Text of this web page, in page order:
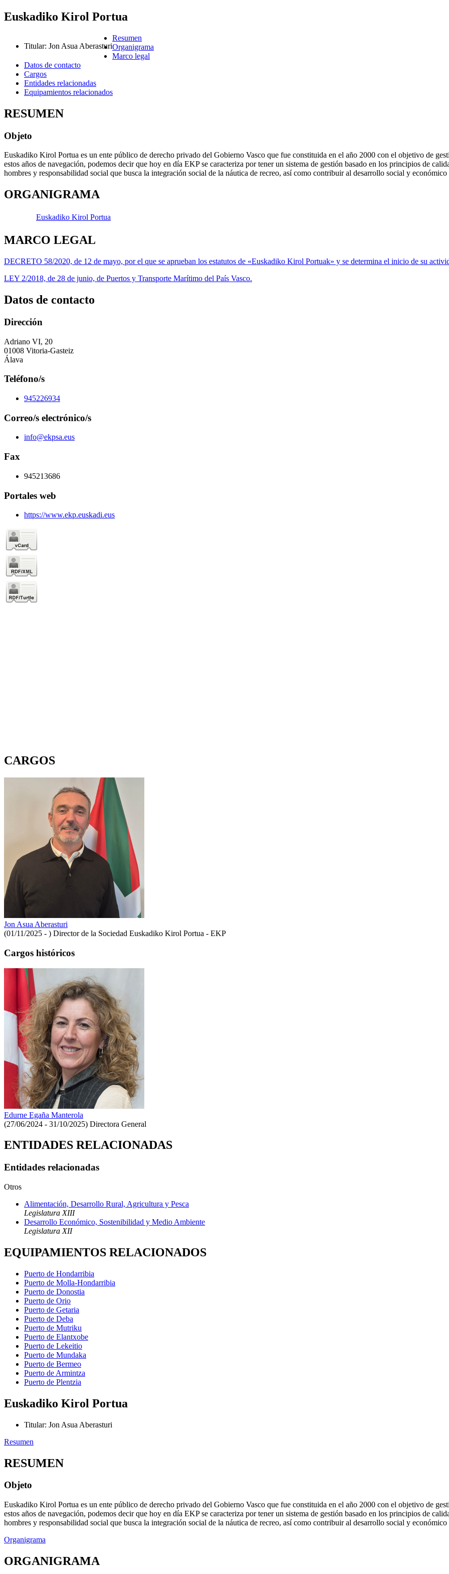
Euskadiko Kirol Portua
Titular: Jon Asua Aberasturi
Resumen
Organigrama
Marco legal
Datos de contacto
Cargos
Entidades relacionadas
Equipamientos relacionados
RESUMEN
Objeto
Euskadiko Kirol Portua es un ente público de derecho privado del Gobierno Vasco que fue constituida en el año 2000 con el objetivo de
estos años de navegación, podemos decir que hoy en día EKP se caracteriza por tener un sistema de gestión basado en los principios de
hombres y responsabilidad social que busca la integración social de la náutica de recreo, así como contribuir al desarrollo social y
ORGANIGRAMA
Euskadiko Kirol Portua
MARCO LEGAL
DECRETO 58/2020, de 12 de mayo, por el que se aprueban los estatutos de «Euskadiko Kirol Portuak» y se determina el inicio de su
LEY 2/2018, de 28 de junio, de Puertos y Transporte Marítimo del País Vasco.
Datos de contacto
Dirección
Adriano VI, 20
01008 Vitoria-Gasteiz
Álava
Teléfono/s
945226934
Correo/s electrónico/s
info@ekpsa.eus
Fax
945213686
Portales web
https://www.ekp.euskadi.eus
CARGOS
Jon Asua Aberasturi
(01/11/2025 - ) Director de la Sociedad Euskadiko Kirol Portua - EKP
Cargos históricos
Edurne Egaña Manterola
(27/06/2024 - 31/10/2025) Directora General
ENTIDADES RELACIONADAS
Entidades relacionadas
Otros
Alimentación, Desarrollo Rural, Agricultura y Pesca
Legislatura XIII
Desarrollo Económico, Sostenibilidad y Medio Ambiente
Legislatura XII
EQUIPAMIENTOS RELACIONADOS
Puerto de Hondarribia
Puerto de Molla-Hondarribia
Puerto de Donostia
Puerto de Orio
Puerto de Getaria
Puerto de Deba
Puerto de Mutriku
Puerto de Elantxobe
Puerto de Lekeitio
Puerto de Mundaka
Puerto de Bermeo
Puerto de Armintza
Puerto de Plentzia
Euskadiko Kirol Portua
Titular: Jon Asua Aberasturi
Resumen
RESUMEN
Objeto
Euskadiko Kirol Portua es un ente público de derecho privado del Gobierno Vasco que fue constituida en el año 2000 con el objetivo de
estos años de navegación, podemos decir que hoy en día EKP se caracteriza por tener un sistema de gestión basado en los principios de
hombres y responsabilidad social que busca la integración social de la náutica de recreo, así como contribuir al desarrollo social y
Organigrama
ORGANIGRAMA